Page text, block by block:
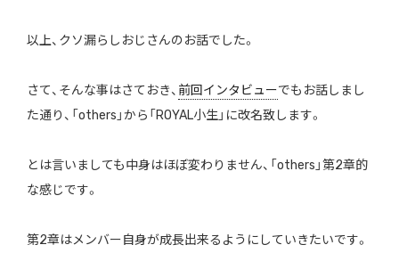
以上、クソ漏らしおじさんのお話でした。
さて、そんな事はさておき、 前回インタビューでもお話しまし
た通り、「others」から「ROYAL小生」に改名致します。
とは言いましても中身はほぼ変わりません、「others」第2章的
な感じです。
第2章はメンバー自身が成長出来るようにしていきたいです。